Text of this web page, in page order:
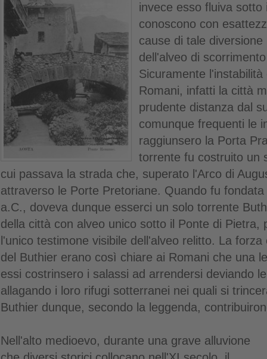
invece esso fluiva
conoscono con
cause di tale
dell'alveo di
Sicuramente
Romani, infatti la città
prudente distanza dal
comunque frequenti le
raggiunsero la Porta
torrente fu costruito un
cui passava la strada che, superato l'Arco di
attraverso le Porte Pretoriane. Quando fu
a.C., doveva dunque esserci un solo torrente
della città con alveo unico sotto il Ponte di Pietra,
l'unico testimone visibile dell'alveo relitto. La
del Buthier erano così chiare ai Romani che una
essi costrinsero i salassi ad arrendersi deviando
allagando i loro rifugi sotterranei nei quali si
Buthier dunque, secondo la leggenda,
Nell'alto medioevo, durante una grave alluvione